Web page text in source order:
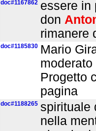
doc#1167862 essere in
don
rimanere
doc#1185830 Mario
moderato
Progetto
pagina
doc#1188265 spirituale
nella